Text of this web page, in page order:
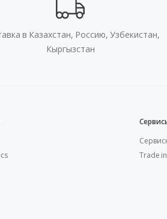
в Казахстан, Россию, Узбекистан,
Кыргызстан
Trade in